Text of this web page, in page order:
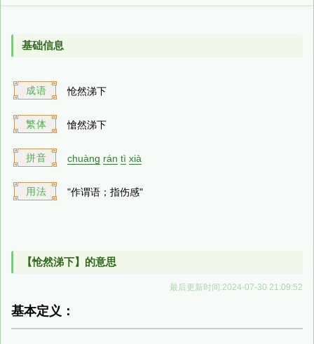
基础信息
成语 怆然涕下
繁体 愴然涕下
拼音 chuàng rán tì xià
用法 "作谓语；指伤感"
【怆然涕下】的意思
最后更新时间:2024-07-30 21:09:52
基本定义：